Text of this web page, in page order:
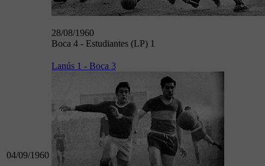
28/08/1960
Boca 4 - Estudiantes (LP) 1
04/09/1960
Lanús 1 - Boca 3